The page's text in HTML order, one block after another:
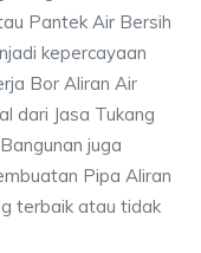
Pantek Air Bersih
kepercayaan
Bor Aliran Air
dari Jasa Tukang
juga
Pipa Aliran
terbaik atau tidak